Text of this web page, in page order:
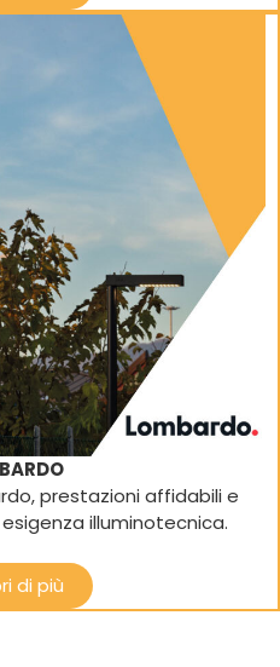
prestazioni affidabili e
illuminotecnica.
di più